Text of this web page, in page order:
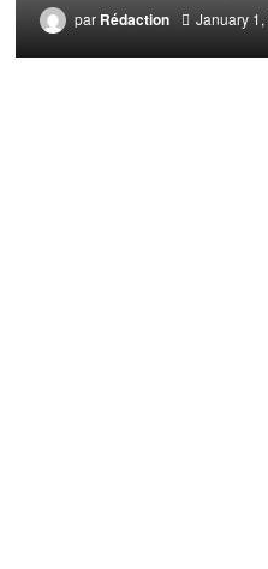
par Rédaction January 1,